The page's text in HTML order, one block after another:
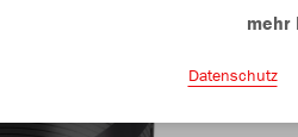
mehr
Datenschutz